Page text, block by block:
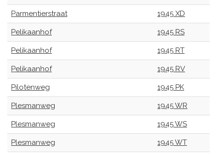
Parmentierstraat 1945 XD
Pelikaanhof 1945 RS
Pelikaanhof 1945 RT
Pelikaanhof 1945 RV
Pilotenweg 1945 PK
Plesmanweg 1945 WR
Plesmanweg 1945 WS
Plesmanweg 1945 WT